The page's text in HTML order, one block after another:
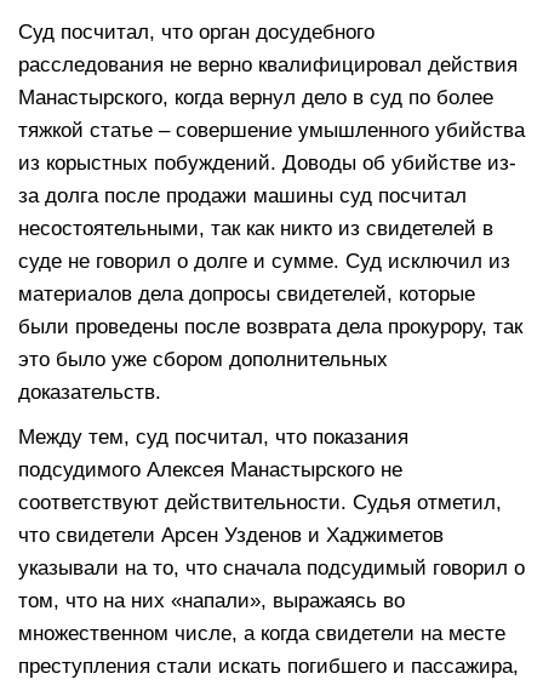
Суд посчитал, что орган досудебного
расследования не верно квалифицировал действия
Манастырского, когда вернул дело в суд по более
тяжкой статье – совершение умышленного убийства
из корыстных побуждений. Доводы об убийстве из-
за долга после продажи машины суд посчитал
несостоятельными, так как никто из свидетелей в
суде не говорил о долге и сумме. Суд исключил из
материалов дела допросы свидетелей, которые
были проведены после возврата дела прокурору, так
это было уже сбором дополнительных
доказательств.
Между тем, суд посчитал, что показания
подсудимого Алексея Манастырского не
соответствуют действительности. Судья отметил,
что свидетели Арсен Узденов и Хаджиметов
указывали на то, что сначала подсудимый говорил о
том, что на них «напали», выражаясь во
множественном числе, а когда свидетели на месте
преступления стали искать погибшего и пассажира,